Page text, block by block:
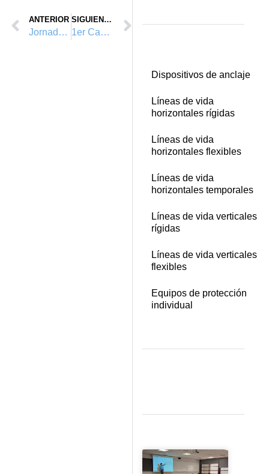
ANTERIOR
Jornada Innovación en la prevención de riesgos en trabajos verticales en el IBV
SIGUIENTE
1er Campeonato Nacional de Progresión y Rescate en Altura
Dispositivos de anclaje
Líneas de vida
horizontales rígidas
Líneas de vida
horizontales flexibles
Líneas de vida
horizontales temporales
Líneas de vida verticales
rígidas
Líneas de vida verticales
flexibles
Equipos de protección
individual